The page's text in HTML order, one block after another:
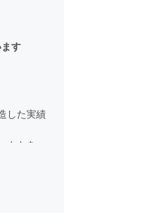
す
した実績
トを立
快適に